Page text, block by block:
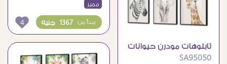
تابلوهات مودرن حيوانات
لطيفة بأكاليل الزهور
SA95050
الاطفال
مميز
1367 جنيه يبدأ من 4